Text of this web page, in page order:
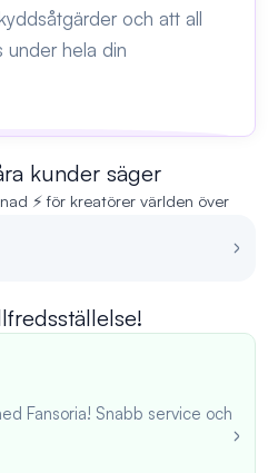
och att all
under hela din
kunder säger
⚡ för kreatörer världen över
Fansoria! Snabb service och